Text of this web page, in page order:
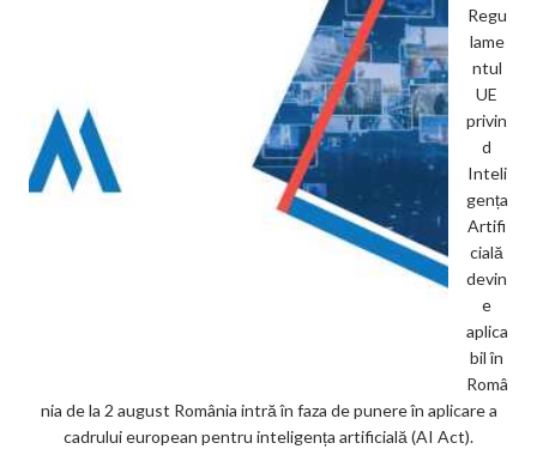
Regu
lame
ntul
UE
privin
d
Inteli
gența
Artifi
cială
devin
e
aplica
bil în
Româ
nia de la 2 august România intră în faza de punere în aplicare a
cadrului european pentru inteligența artificială (AI Act).